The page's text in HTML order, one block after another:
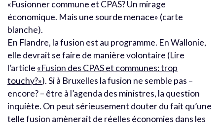
«Fusionner commune et CPAS? Un mirage
économique. Mais une sourde menace» (carte
blanche).
En Flandre, la fusion est au programme. En Wallonie,
elle devrait se faire de manière volontaire (Lire
l’article «Fusion des CPAS et communes: trop
touchy?»). Si à Bruxelles la fusion ne semble pas –
encore? – être à l’agenda des ministres, la question
inquiète. On peut sérieusement douter du fait qu’une
telle fusion amènerait de réelles économies dans les